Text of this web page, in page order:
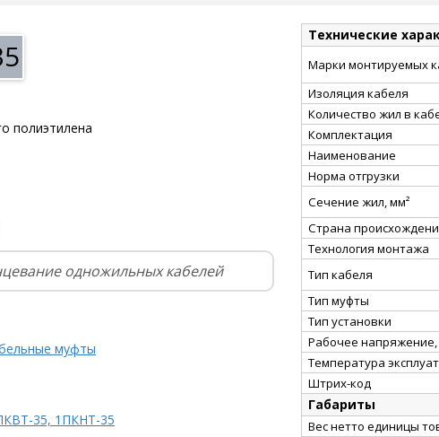
полиэтилена
одножильных кабелей
муфты
35, 1ПКНТ-35
Технические
Марки монтируемых
Изоляция кабеля
Количество жил в
Комплектация
Наименование
Норма отгрузки
Сечение жил, мм²
Страна
Технология монтажа
Тип кабеля
Тип муфты
Тип установки
Рабочее напряжение,
Температура
Штрих-код
Габариты
Вес нетто единицы